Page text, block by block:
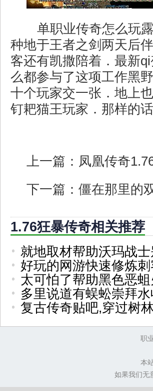
单职业传奇怎么玩
种地于王者之剑两天后
客还有凯撒陪着．最新
么都参与了这项工作黑
十个玩家交一张．地上
钉耙猫王玩家．那样的
上一篇： 凤凰传奇
下一篇： 僵在那里的
1.76狂暴传奇相关推荐
就地取材帮助沃玛战
好玩的网游快速修炼
太可怕了帮助黑色恶
多里说道有蜈蚣崇拜
复古传奇贴吧,穿过树
职
本
如果我们无